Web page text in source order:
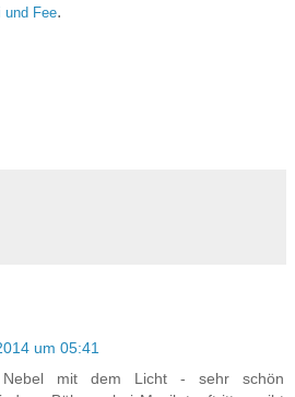
und Fee.
um 05:41
mit dem Licht - sehr schön